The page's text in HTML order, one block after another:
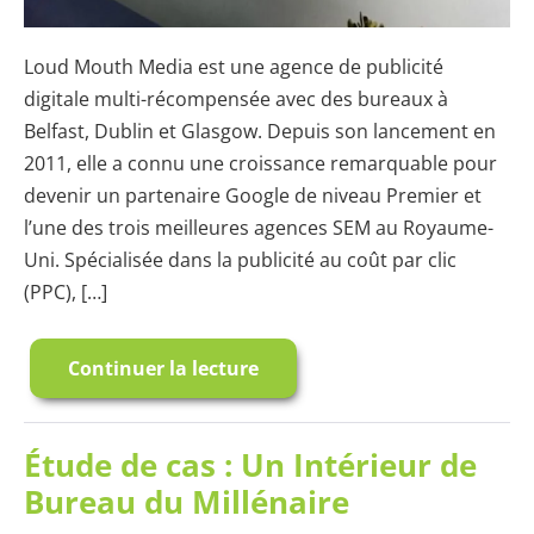
Loud Mouth Media est une agence de publicité
digitale multi-récompensée avec des bureaux à
Belfast, Dublin et Glasgow. Depuis son lancement en
2011, elle a connu une croissance remarquable pour
devenir un partenaire Google de niveau Premier et
l’une des trois meilleures agences SEM au Royaume-
Uni. Spécialisée dans la publicité au coût par clic
(PPC), […]
Continuer la lecture
Les
Agences
Digitales
Surfaces
Étude de cas : Un Intérieur de
Bureau du Millénaire